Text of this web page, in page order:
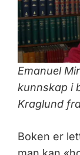
Emanuel
kunnskap i
Kraglund
Boken er